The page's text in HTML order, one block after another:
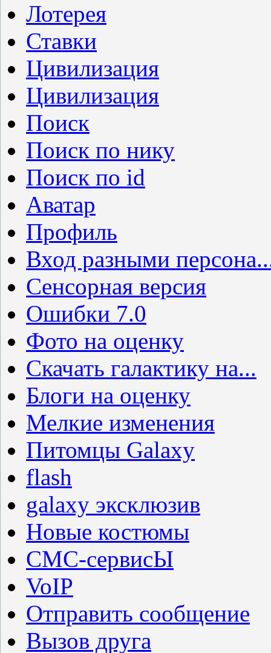
Лотерея
Ставки
Цивилизация
Цивилизация
Поиск
Поиск по нику
Поиск по id
Аватар
Профиль
Вход разными
Сенсорная версия
Ошибки 7.0
Фото на оценку
Скачать галактику на...
Блоги на оценку
Мелкие изменения
Питомцы Galaxy
flash
galaxy эксклюзив
Новые костюмы
СМС-сервисЫ
VoIP
Отправить сообщение
Вызов друга